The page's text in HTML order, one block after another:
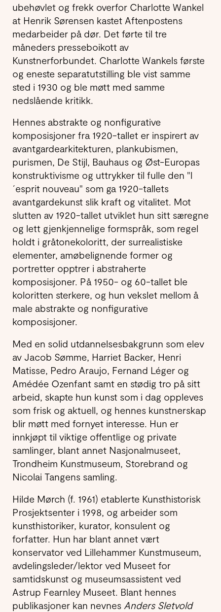
ubehøvlet og frekk overfor Charlotte Wankel
at Henrik Sørensen kastet Aftenpostens
medarbeider på dør. Det førte til tre
måneders presseboikott av
Kunstnerforbundet. Charlotte Wankels første
og eneste separatutstilling ble vist samme
sted i 1930 og ble møtt med samme
nedslående kritikk.
Hennes abstrakte og nonfigurative
komposisjoner fra 1920-tallet er inspirert av
avantgardearkitekturen, plankubismen,
purismen, De Stijl, Bauhaus og Øst-Europas
konstruktivisme og uttrykker til fulle den "l
´esprit nouveau" som ga 1920-tallets
avantgardekunst slik kraft og vitalitet. Mot
slutten av 1920-tallet utviklet hun sitt særegne
og lett gjenkjennelige formspråk, som regel
holdt i gråtonekoloritt, der surrealistiske
elementer, amøbelignende former og
portretter opptrer i abstraherte
komposisjoner. På 1950- og 60-tallet ble
koloritten sterkere, og hun vekslet mellom å
male abstrakte og nonfigurative
komposisjoner.
Med en solid utdannelsesbakgrunn som elev
av Jacob Sømme, Harriet Backer, Henri
Matisse, Pedro Araujo, Fernand Léger og
Amédée Ozenfant samt en stødig tro på sitt
arbeid, skapte hun kunst som i dag oppleves
som frisk og aktuell, og hennes kunstnerskap
blir møtt med fornyet interesse. Hun er
innkjøpt til viktige offentlige og private
samlinger, blant annet Nasjonalmuseet,
Trondheim Kunstmuseum, Storebrand og
Nicolai Tangens samling.
Hilde Mørch (f. 1961) etablerte Kunsthistorisk
Prosjektsenter i 1998, og arbeider som
kunsthistoriker, kurator, konsulent og
forfatter. Hun har blant annet vært
konservator ved Lillehammer Kunstmuseum,
avdelingsleder/lektor ved Museet for
samtidskunst og museumsassistent ved
Astrup Fearnley Museet. Blant hennes
publikasjoner kan nevnes Anders Sletvold